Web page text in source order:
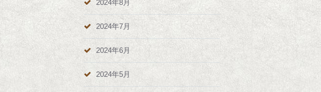
2024年8月
2024年7月
2024年6月
2024年5月